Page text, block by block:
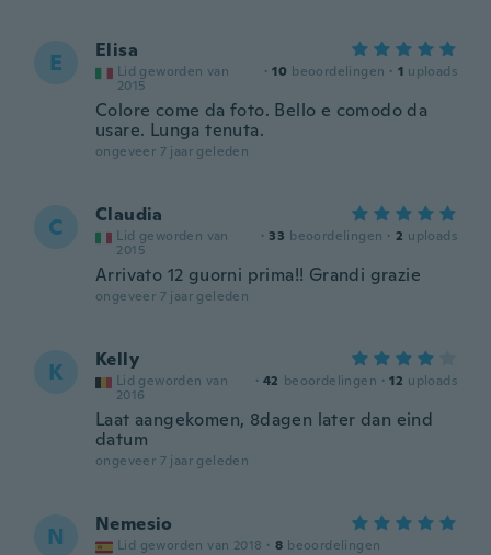
E Elisa
Lid geworden van
2015
· 10 beoordelingen · 1 uploads
Colore come da foto. Bello e comodo da
usare. Lunga tenuta.
ongeveer 7 jaar geleden
C Claudia
Lid geworden van
2015
· 33 beoordelingen · 2 uploads
Arrivato 12 guorni prima!! Grandi grazie
ongeveer 7 jaar geleden
K Kelly
Lid geworden van
2016
· 42 beoordelingen · 12 uploads
Laat aangekomen, 8dagen later dan eind
datum
ongeveer 7 jaar geleden
N Nemesio
Lid geworden van 2018 · 8 beoordelingen